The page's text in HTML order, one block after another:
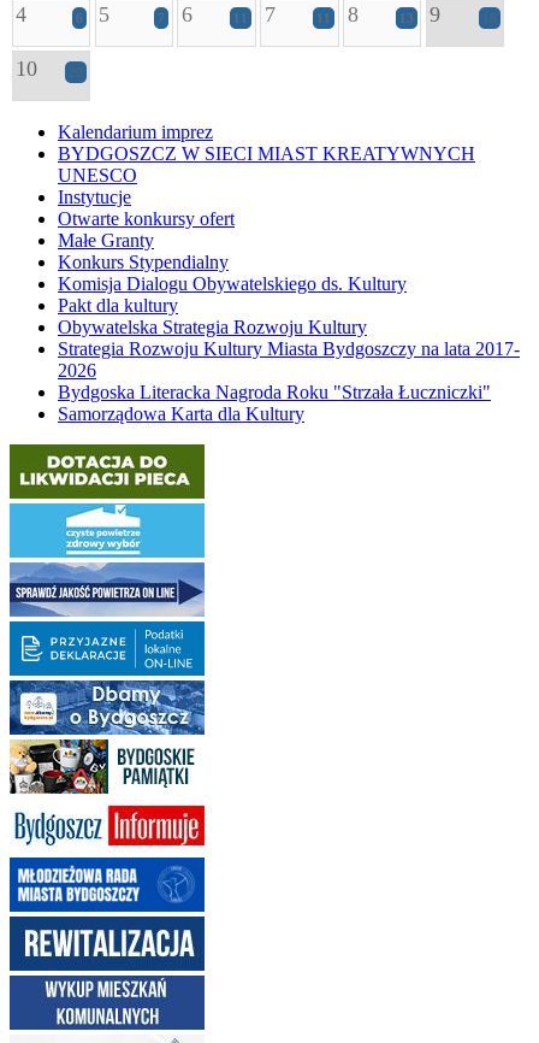
4 6 5 7 6 11 7 11 8 13 9 16
10 20
Kalendarium imprez
BYDGOSZCZ W SIECI MIAST KREATYWNYCH
UNESCO
Instytucje
Otwarte konkursy ofert
Małe Granty
Konkurs Stypendialny
Komisja Dialogu Obywatelskiego ds. Kultury
Pakt dla kultury
Obywatelska Strategia Rozwoju Kultury
Strategia Rozwoju Kultury Miasta Bydgoszczy na lata 2017-
2026
Bydgoska Literacka Nagroda Roku "Strzała Łuczniczki"
Samorządowa Karta dla Kultury